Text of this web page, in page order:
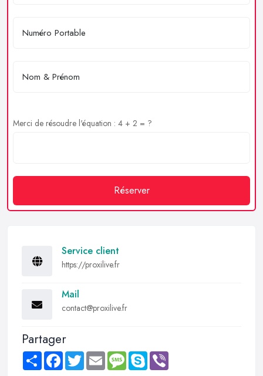
Merci de résoudre l'équation : 4 + 2 = ?
Réserver
Service client
https://proxilive.fr
Mail
contact@proxilive.fr
Partager
Share FacebookTwitter Email MessageSkype